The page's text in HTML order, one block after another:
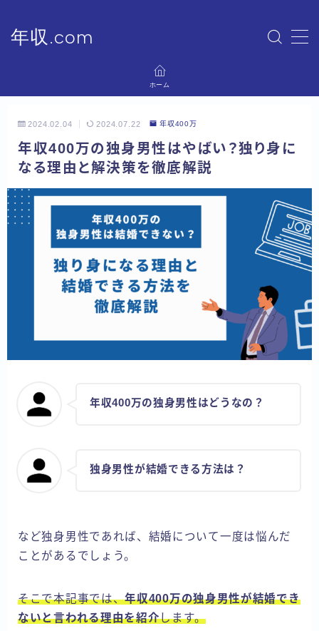
年収.com
MENU
ホーム
運営者情報
お問い合わせ
ホーム
2024.02.04 2024.07.22 年収400万
年収400万の独身男性はやばい？独り身に
なる理由と解決策を徹底解説
年収400万の独身男性はどうなの？
独身男性が結婚できる方法は？
など独身男性であれば、結婚について一度は悩んだ
ことがあるでしょう。
そこで本記事では、年収400万の独身男性が結婚でき
ないと言われる理由を紹介します。